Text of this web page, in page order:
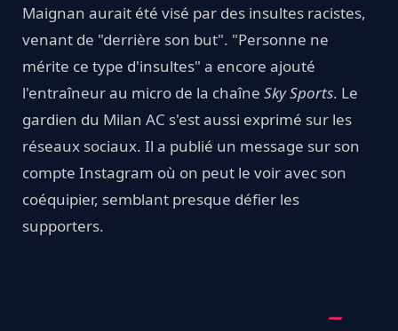
Maignan aurait été visé par des insultes racistes,
venant de "derrière son but". "Personne ne
mérite ce type d'insultes" a encore ajouté
l'entraîneur au micro de la chaîne Sky Sports. Le
gardien du Milan AC s'est aussi exprimé sur les
réseaux sociaux. Il a publié un message sur son
compte Instagram où on peut le voir avec son
coéquipier, semblant presque défier les
supporters.